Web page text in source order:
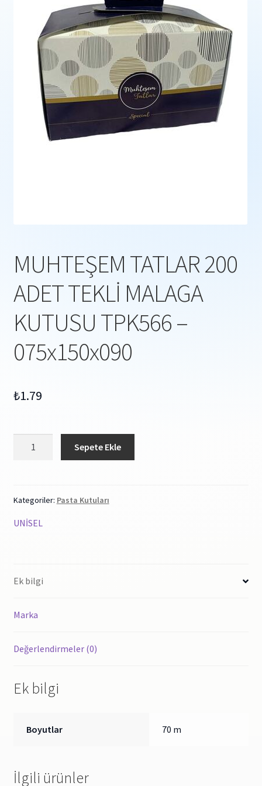
MUHTEŞEM TATLAR 200
ADET TEKLİ MALAGA
KUTUSU TPK566 –
075x150x090
₺1.79
TEKLİ
KUTUSU
adet
Sepete Ekle
Kategoriler: Pasta Kutuları
UNİSEL
Ek bilgi
Marka
Değerlendirmeler (0)
Ek bilgi
Boyutlar 70 m
İlgili ürünler